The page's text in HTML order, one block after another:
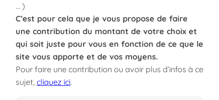
… )
C’est pour cela que je vous propose de faire
une contribution du montant de votre choix et
qui soit juste pour vous en fonction de ce que le
site vous apporte et de vos moyens.
Pour faire une contribution ou avoir plus d’infos à ce
sujet, cliquez ici.